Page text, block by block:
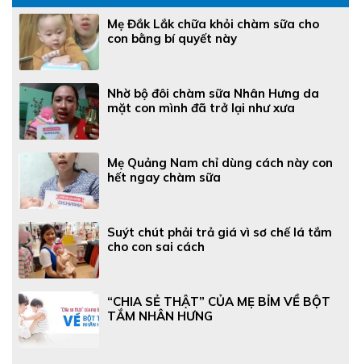
Mẹ Đắk Lắk chữa khỏi chàm sữa cho
con bằng bí quyết này
Nhờ bộ đôi chàm sữa Nhân Hưng da
mặt con mình đã trở lại như xưa
Mẹ Quảng Nam chỉ dùng cách này con
hết ngay chàm sữa
Suýt chút phải trả giá vì sơ chế lá tắm
cho con sai cách
“CHIA SẺ THẬT” CỦA MẸ BỈM VỀ BỘT
TẮM NHÂN HƯNG